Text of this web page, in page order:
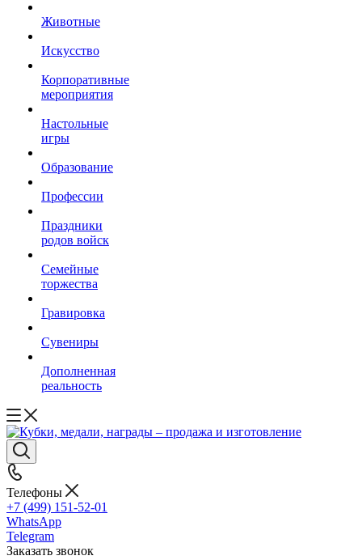
Животные
Искусство
Корпоративные
мероприятия
Настольные
игры
Образование
Профессии
Праздники
родов войск
Семейные
торжества
Гравировка
Сувениры
Дополненная
реальность
Телефоны
+7 (499) 151-52-01
WhatsApp
Telegram
Заказать звонок